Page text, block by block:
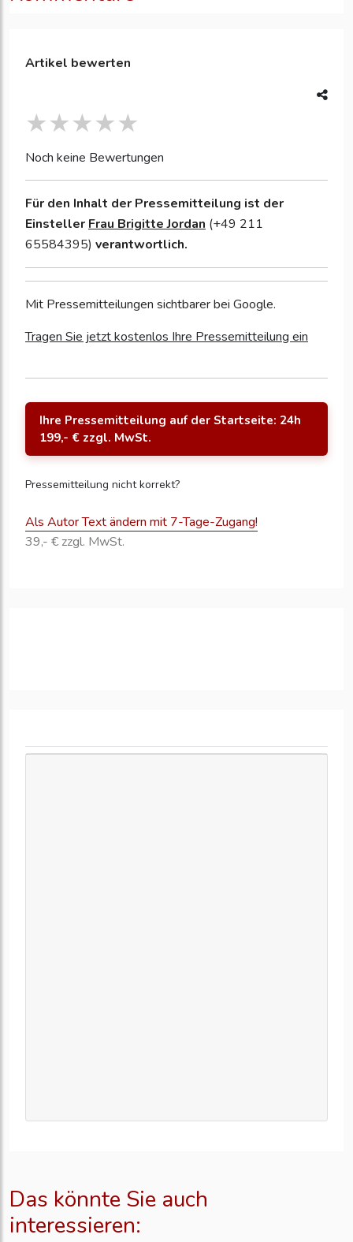
Artikel bewerten
Noch keine Bewertungen
Für den Inhalt der Pressemitteilung ist der
Einsteller Frau Brigitte Jordan (+49 211
65584395) verantwortlich.
Mit Pressemitteilungen sichtbarer bei Google.
Tragen Sie jetzt kostenlos Ihre Pressemitteilung ein
Ihre Pressemitteilung auf der Startseite: 24h
199,- € zzgl. MwSt.
Pressemitteilung nicht korrekt?
Als Autor Text ändern mit 7-Tage-Zugang!
39,- € zzgl. MwSt.
Das könnte Sie auch
interessieren: